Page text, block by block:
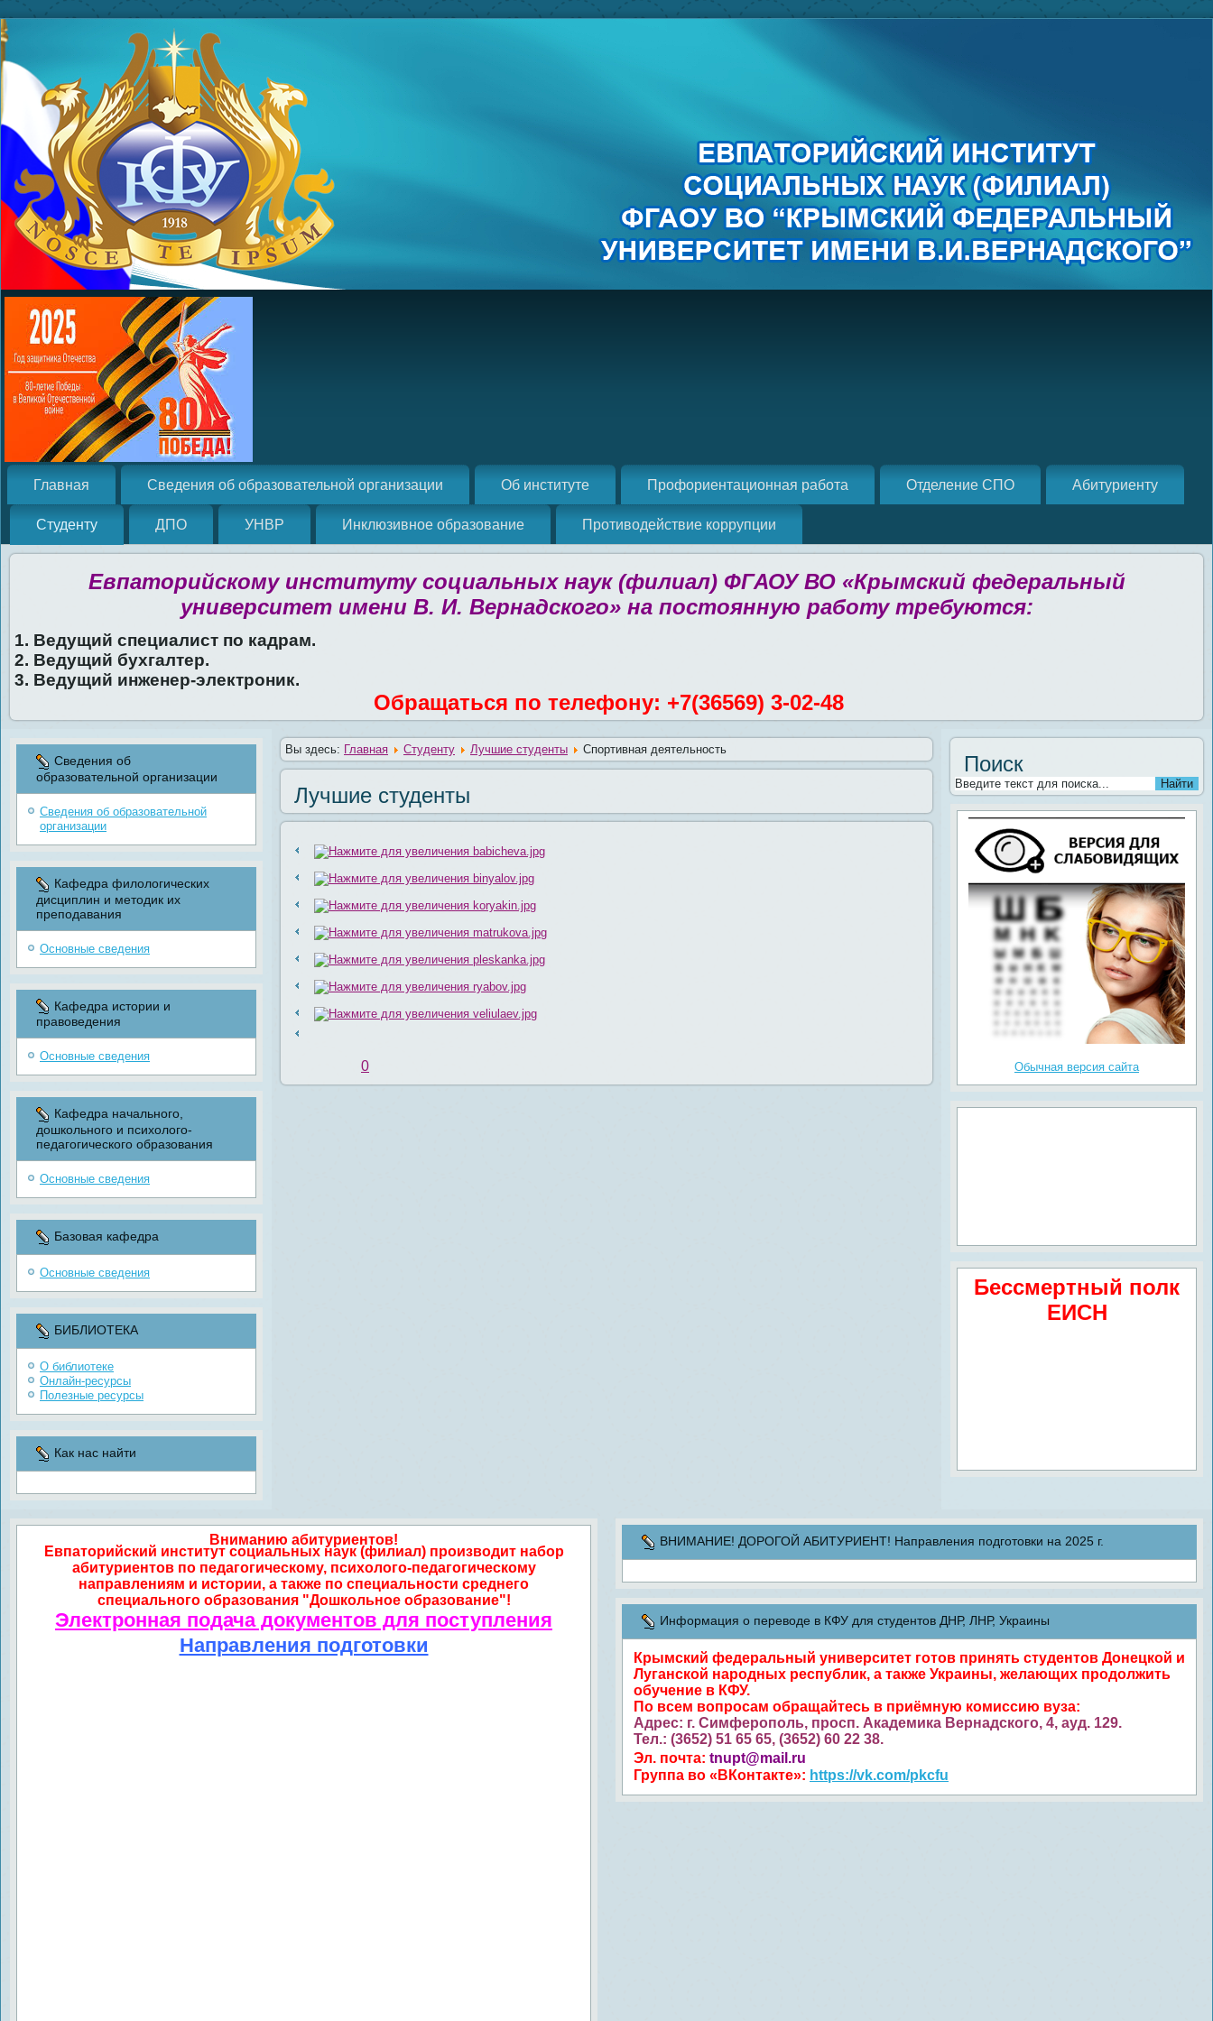
Главная Сведения об образовательной организации Об институте Профориентационная работа Отделение СПО Абитуриенту
Студенту ДПО УНВР Инклюзивное образование Противодействие коррупции
Евпаторийскому институту социальных наук (филиал) ФГАОУ ВО «Крымский федеральный
университет имени В. И. Вернадского» на постоянную работу требуются:
1. Ведущий специалист по кадрам.
2. Ведущий бухгалтер.
3. Ведущий инженер-электроник.
Обращаться по телефону: +7(36569) 3-02-48
Сведения об
образовательной организации
Сведения об образовательной
организации
Кафедра филологических
дисциплин и методик их
преподавания
Основные сведения
Кафедра истории и
правоведения
Основные сведения
Кафедра начального,
дошкольного и психолого-
педагогического образования
Основные сведения
Базовая кафедра
Основные сведения
БИБЛИОТЕКА
О библиотеке
Онлайн-ресурсы
Полезные ресурсы
Как нас найти
Вы здесь: Главная Студенту Лучшие студенты Спортивная деятельность
Лучшие студенты
0
Поиск
Обычная версия сайта
Бессмертный полк
ЕИСН
Вниманию абитуриентов!
Евпаторийский институт социальных наук (филиал) производит набор
абитуриентов по педагогическому, психолого-педагогическому
направлениям и истории, а также по специальности среднего
специального образования "Дошкольное образование"!
Электронная подача документов для поступления
Направления подготовки
ВНИМАНИЕ! ДОРОГОЙ АБИТУРИЕНТ! Направления подготовки на 2025 г.
Информация о переводе в КФУ для студентов ДНР, ЛНР, Украины
Крымский федеральный университет готов принять студентов Донецкой и
Луганской народных республик, а также Украины, желающих продолжить
обучение в КФУ.
По всем вопросам обращайтесь в приёмную комиссию вуза:
Адрес: г. Симферополь, просп. Академика Вернадского, 4, ауд. 129.
Тел.: (3652) 51 65 65, (3652) 60 22 38.
Эл. почта: tnupt@mail.ru
Группа во «ВКонтакте»: https://vk.com/pkcfu